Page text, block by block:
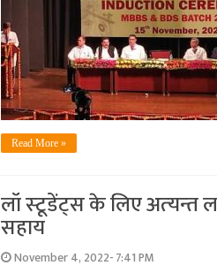
Read More »
लॉ स्‍टूडेंट्स के लिए अत्‍यन्‍त
सहाय
November 4, 2022- 7:41 PM